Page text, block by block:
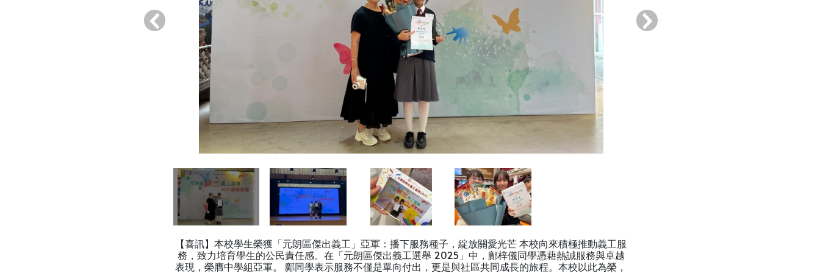
‹ ›
【喜訊】本校學生榮獲「元朗區傑出義工」亞軍：播下服務種子，綻放關愛光芒 本校向來積極推動義工服
務，致力培育學生的公民責任感。在「元朗區傑出義工選舉 2025」中，鄺梓儀同學憑藉熱誠服務與卓越
表現，榮膺中學組亞軍。 鄺同學表示服務不僅是單向付出，更是與社區共同成長的旅程。本校以此為榮，